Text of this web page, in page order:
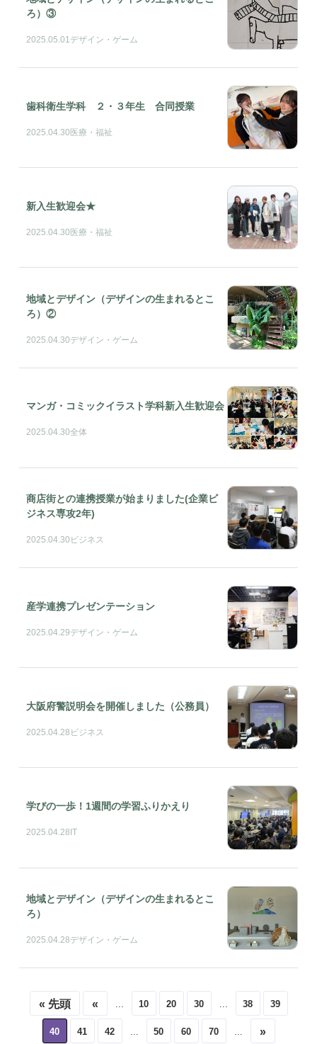
ろ）③
2025.05.01デザイン・ゲーム
歯科衛生学科 ２・３年生 合同授業
2025.04.30医療・福祉
新入生歓迎会★
2025.04.30医療・福祉
地域とデザイン（デザインの生まれるとこ
ろ）②
2025.04.30デザイン・ゲーム
マンガ・コミックイラスト学科新入生歓迎会
2025.04.30全体
商店街との連携授業が始まりました(企業ビ
ジネス専攻2年)
2025.04.30 ビジネス
産学連携プレゼンテーション
2025.04.29デザイン・ゲーム
大阪府警説明会を開催しました（公務員）
2025.04.28 ビジネス
学びの一歩！1週間の学習ふりかえり
2025.04.28 IT
地域とデザイン（デザインの生まれるとこ
ろ）
2025.04.28デザイン・ゲーム
« 先頭 « ... 10 20 30 ... 38 39
40 41 42 ... 50 60 70 ... »